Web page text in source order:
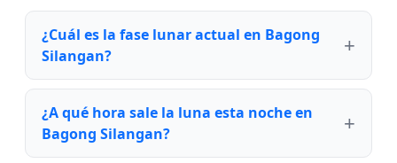
¿Cuál es la fase lunar actual en Bagong
Silangan?
¿A qué hora sale la luna esta noche en
Bagong Silangan?